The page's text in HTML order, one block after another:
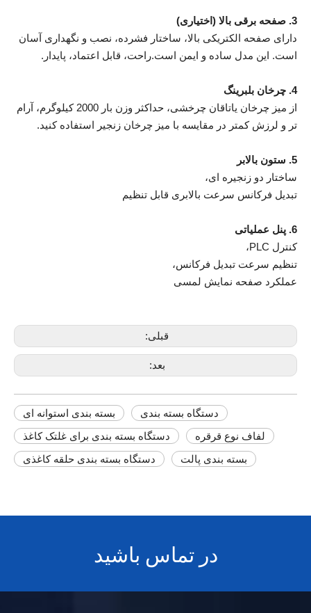
3. صفحه برقی بالا (اختیاری)
دارای صفحه الکتریکی بالا، ساختار فشرده، نصب و نگهداری آسان
است. این مدل ساده و ایمن است.راحت، قابل اعتماد، پایدار.
4. چرخان بلبرینگ
از میز چرخان یاتاقان چرخشی، حداکثر وزن بار 2000 کیلوگرم، آرام
تر و لرزش کمتر در مقایسه با میز چرخان زنجیر استفاده کنید.
5. ستون بالابر
ساختار دو زنجیره ای،
تبدیل فرکانس سرعت بالابری قابل تنظیم
6. پنل عملیاتی
کنترل PLC،
تنظیم سرعت تبدیل فرکانس،
عملکرد صفحه نمایش لمسی
قبلی:
بعد:
بسته بندی استوانه ای
دستگاه بسته بندی
دستگاه بسته بندی برای غلتک کاغذ
لفاف نوع قرقره
دستگاه بسته بندی حلقه کاغذی
بسته بندی پالت
در تماس باشید